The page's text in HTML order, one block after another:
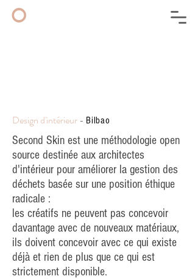
Design d'intérieur - Bilbao
Second Skin est une méthodologie open
source destinée aux architectes
d'intérieur pour améliorer la gestion des
déchets basée sur une position éthique
radicale :
les créatifs ne peuvent pas concevoir
davantage avec de nouveaux matériaux,
ils doivent concevoir avec ce qui existe
déjà et rien de plus que ce qui est
strictement disponible.